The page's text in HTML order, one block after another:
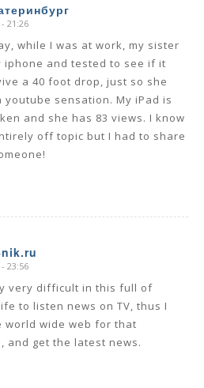
21:26
while I was at work, my sister
iphone and tested to see if it
a 40 foot drop, just so she
youtube sensation. My iPad is
and she has 83 views. I know
off topic but I had to share
23:56
very difficult in this full of
to listen news on TV, thus I
world wide web for that
and get the latest news.